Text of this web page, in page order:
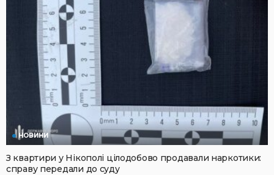
НОВИНИ
З квартири у Нікополі цілодобово продавали наркотики:
справу передали до суду